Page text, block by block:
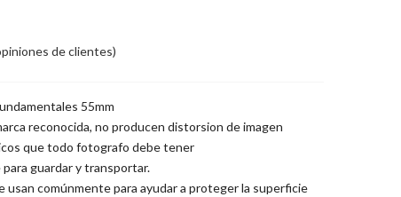
de clientes)
55mm
reconocida, no producen distorsion de imagen
que todo fotografo debe tener
guardar y transportar.
usan comúnmente para ayudar a proteger la superficie